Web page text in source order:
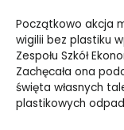
Początkowo akcja
wigilii bez plastiku
Zespołu Szkół
Zachęcała ona
święta własnych
plastikowych